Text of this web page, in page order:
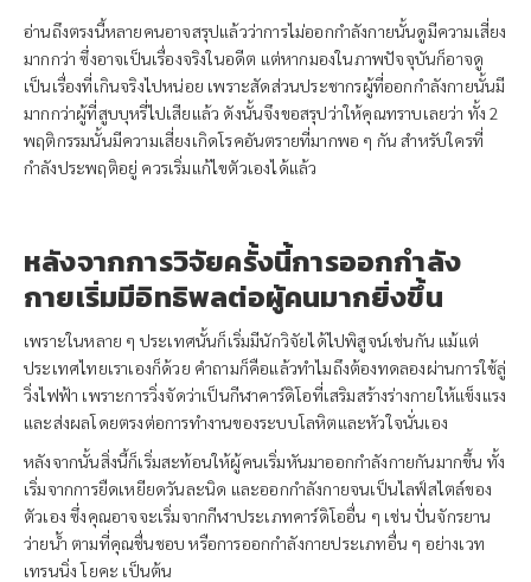
อ่านถึงตรงนี้หลายคนอาจสรุปแล้วว่าการไม่ออกกำลังกายนั้นดูมีความเสี่ยง
มากกว่า ซึ่งอาจเป็นเรื่องจริงในอดีต แต่หากมองในภาพปัจจุบันก็อาจดู
เป็นเรื่องที่เกินจริงไปหน่อย เพราะสัดส่วนประชากรผู้ที่ออกกำลังกายนั้นมี
มากกว่าผู้ที่สูบบุหรี่ไปเสียแล้ว ดังนั้นจึงขอสรุปว่าให้คุณทราบเลยว่า ทั้ง 2
พฤติกรรมนั้นมีความเสี่ยงเกิดโรคอันตรายที่มากพอ ๆ กัน สำหรับใครที่
กำลังประพฤติอยู่ ควรเริ่มแก้ไขตัวเองได้แล้ว
หลังจากการวิจัยครั้งนี้การออกกำลัง
กายเริ่มมีอิทธิพลต่อผู้คนมากยิ่งขึ้น
เพราะในหลาย ๆ ประเทศนั้นก็เริ่มมีนักวิจัยได้ไปพิสูจน์เช่นกัน แม้แต่
ประเทศไทยเราเองก็ด้วย คำถามก็คือแล้วทำไมถึงต้องทดลองผ่านการใช้ลู่
วิ่งไฟฟ้า เพราะการวิ่งจัดว่าเป็นกีฬาคาร์ดิโอที่เสริมสร้างร่างกายให้แข็งแรง
และส่งผลโดยตรงต่อการทำงานของระบบโลหิตและหัวใจนั่นเอง
หลังจากนั้นสิ่งนี้ก็เริ่มสะท้อนให้ผู้คนเริ่มหันมาออกกำลังกายกันมากขึ้น ทั้ง
เริ่มจากการยืดเหยียดวันละนิด และออกกำลังกายจนเป็นไลฟ์สไตล์ของ
ตัวเอง ซึ่งคุณอาจจะเริ่มจากกีฬาประเภทคาร์ดิโออื่น ๆ เช่น ปั่นจักรยาน
ว่ายน้ำ ตามที่คุณชื่นชอบ หรือการออกกำลังกายประเภทอื่น ๆ อย่างเวท
เทรนนิ่ง โยคะ เป็นต้น